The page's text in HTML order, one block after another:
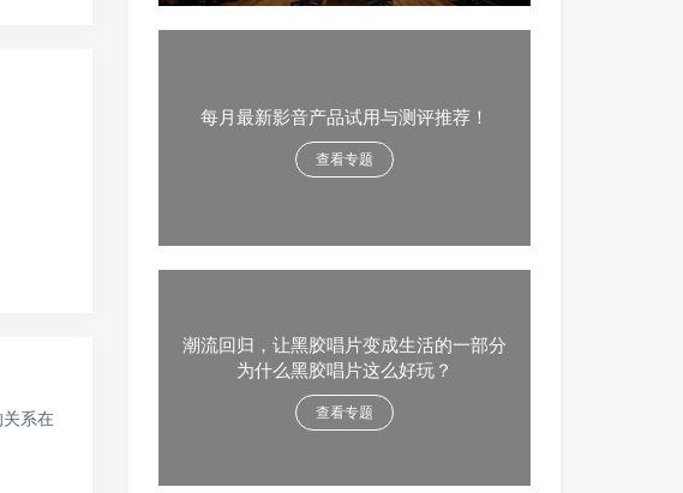
系在
每月最新影音产品试用与测评推荐！
查看专题
潮流回归，让黑胶唱片变成生活的一部分
为什么黑胶唱片这么好玩？
查看专题